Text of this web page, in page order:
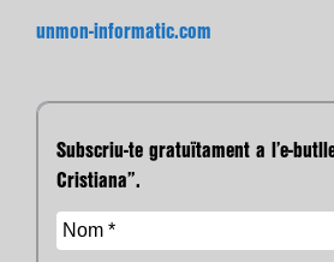
unmon-informatic.com
Subscriu-te gratuïtament a l’e-
Cristiana”.